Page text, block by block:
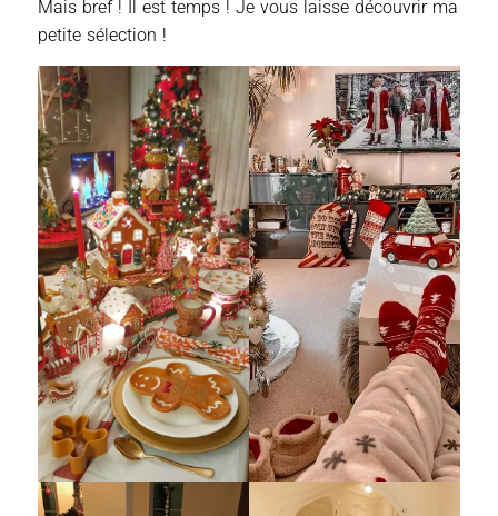
Mais bref ! Il est temps ! Je vous laisse découvrir ma
petite sélection !